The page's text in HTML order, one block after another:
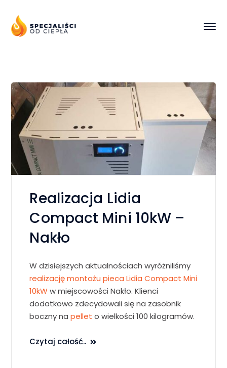
Realizacja Lidia
Compact Mini 10kW –
Nakło
W dzisiejszych aktualnościach wyróżniliśmy
realizację montażu pieca Lidia Compact Mini
10kWw miejscowości Nakło. Klienci
dodatkowo zdecydowali się na zasobnik
boczny napellet o wielkości 100 kilogramów.
Czytaj całość..